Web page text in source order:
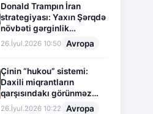
Donald Trampın İran
strategiyası: Yaxın Şərqdə
növbəti gərginlik
mərhələsi
26.İyul.2026 10:50 Avropa
Çinin “hukou” sistemi:
Daxili miqrantların
qarşısındakı görünməz
sədd
26.İyul.2026 10:22 Avropa